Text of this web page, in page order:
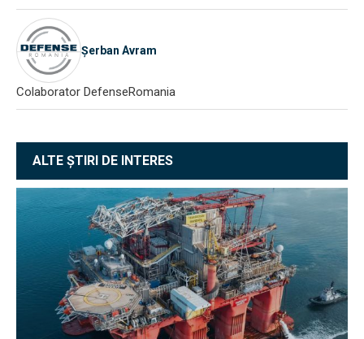
Șerban Avram
Colaborator DefenseRomania
ALTE ȘTIRI DE INTERES